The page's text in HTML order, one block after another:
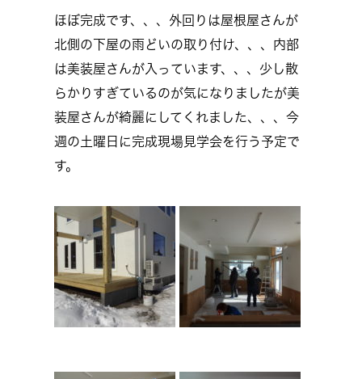
ほぼ完成です、、、外回りは屋根屋さんが
北側の下屋の雨どいの取り付け、、、内部
は美装屋さんが入っています、、、少し散
らかりすぎているのが気になりましたが美
装屋さんが綺麗にしてくれました、、、今
週の土曜日に完成現場見学会を行う予定で
す。